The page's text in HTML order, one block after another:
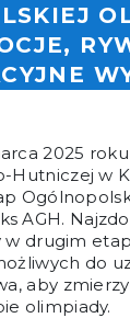
2025
Hutniczej w
AGH.
w drugim
do
aby
olimpiady.